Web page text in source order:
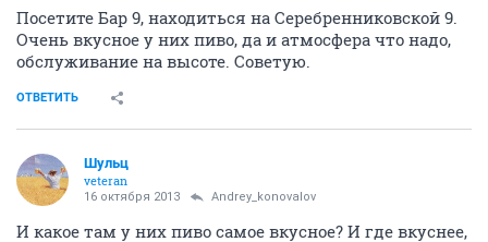
Посетите Бар 9, находиться на Серебренниковской 9.
Очень вкусное у них пиво, да и атмосфера что надо,
обслуживание на высоте. Советую.
ОТВЕТИТЬ
Шульц
veteran
16 октября 2013 Andrey_konovalov
И какое там у них пиво самое вкусное? И где вкуснее,